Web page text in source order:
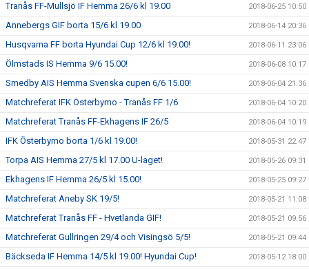
Tranås FF-Mullsjö IF Hemma 26/6 kl 19.00 2018-06-25 10:50
Annebergs GIF borta 15/6 kl 19.00 2018-06-14 20:36
Husqvarna FF borta Hyundai Cup 12/6 kl 19.00! 2018-06-11 23:06
Ölmstads IS Hemma 9/6 15.00! 2018-06-08 10:17
Smedby AIS Hemma Svenska cupen 6/6 15.00! 2018-06-04 21:36
Matchreferat IFK Österbymo - Tranås FF 1/6 2018-06-04 10:20
Matchreferat Tranås FF-Ekhagens IF 26/5 2018-06-04 10:19
IFK Österbymo borta 1/6 kl 19.00! 2018-05-31 22:47
Torpa AIS Hemma 27/5 kl 17.00 U-laget! 2018-05-26 09:31
Ekhagens IF Hemma 26/5 kl 15.00! 2018-05-25 09:27
Matchreferat Aneby SK 19/5! 2018-05-21 11:08
Matchreferat Tranås FF - Hvetlanda GIF! 2018-05-21 09:56
Matchreferat Gullringen 29/4 och Visingsö 5/5! 2018-05-21 09:44
Bäckseda IF Hemma 14/5 kl 19.00! Hyundai Cup! 2018-05-12 18:00